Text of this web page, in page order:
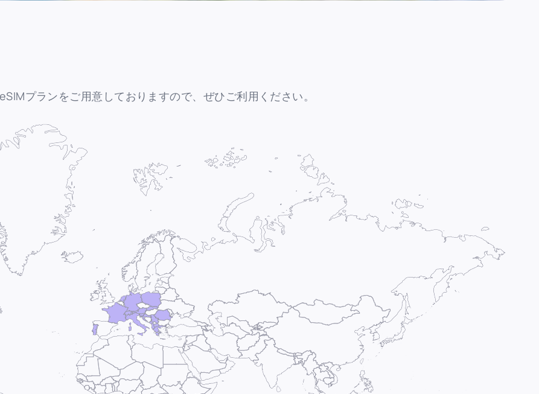
プランをご用意しておりますので、ぜひご利用ください。